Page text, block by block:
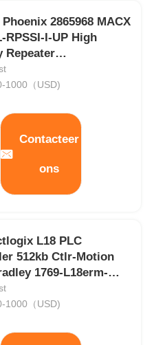
2865968 MACX
RPSSI-I-UP High
Repeater
1000（USD)
Contacteer
ons
L18 PLC
512kb Ctlr-Motion
1769-L18erm-
1000（USD)